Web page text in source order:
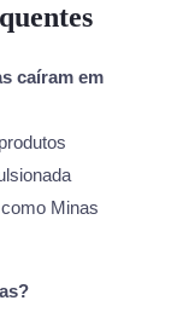
caíram em
Minas